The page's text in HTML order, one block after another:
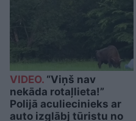
VIDEO. “Viņš nav
nekāda rotaļlieta!”
Polijā aculiecinieks ar
auto izglābj tūristu no